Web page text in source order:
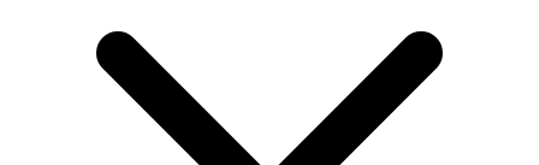
Főbb előnyök:
Kiváló minőségű CrV acél a maximális tartósságért és a
sérülésekkel szembeni ellenállásért
Ergonomikus, csúszásmentes fogantyúk a kiváló kényelemért
és irányíthatóságért